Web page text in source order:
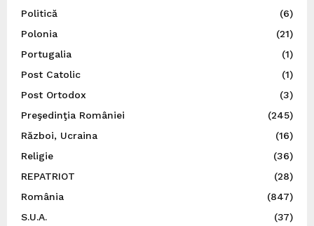
Politică
(6)
Polonia
(21)
Portugalia
(1)
Post Catolic
(1)
Post Ortodox
(3)
Preşedinţia României
(245)
Război, Ucraina
(16)
Religie
(36)
REPATRIOT
(28)
România
(847)
S.U.A.
(37)